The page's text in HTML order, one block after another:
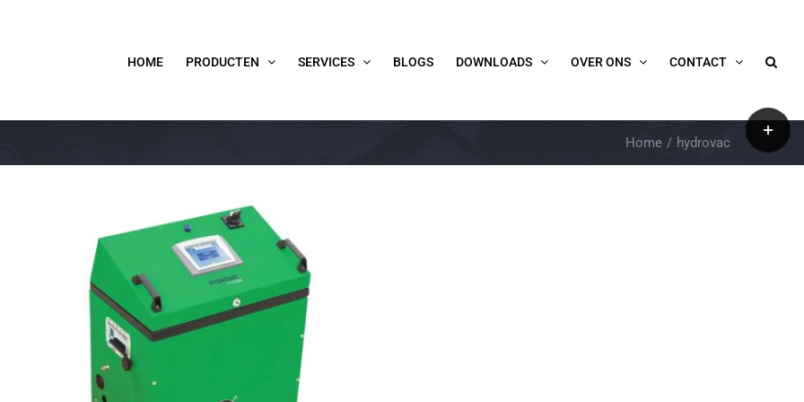
HOME PRODUCTEN SERVICES BLOGS DOWNLOADS OVER ONS CONTACT
Home hydrovac
HYDROVAC PUREGO
Toggle
Sliding